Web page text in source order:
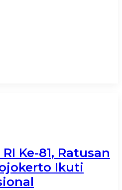
Ke-81, Ratusan
Ikuti